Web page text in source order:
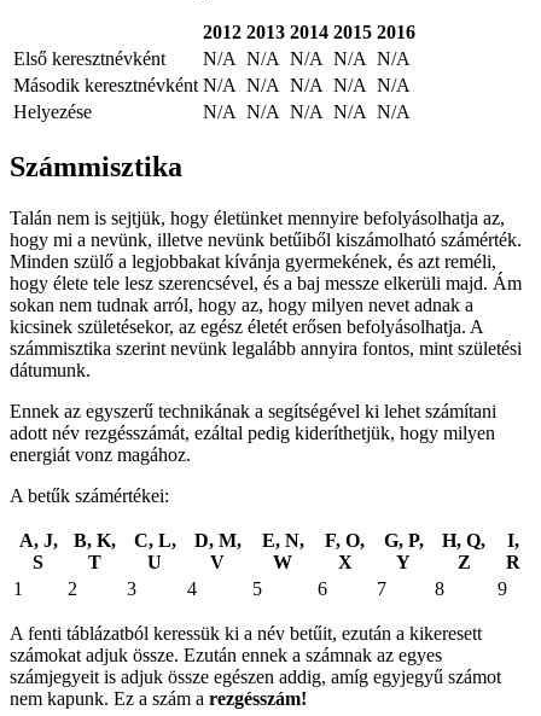
2012 2013 2014 2015 2016
Első keresztnévként
N/A N/A N/A N/A N/A
Második keresztnévként N/A N/A N/A N/A N/A
Helyezése
N/A N/A N/A N/A N/A
Számmisztika
Talán nem is sejtjük, hogy életünket mennyire befolyásolhatja az,
hogy mi a nevünk, illetve nevünk betűiből kiszámolható számérték.
Minden szülő a legjobbakat kívánja gyermekének, és azt reméli,
hogy élete tele lesz szerencsével, és a baj messze elkerüli majd. Ám
sokan nem tudnak arról, hogy az, hogy milyen nevet adnak a
kicsinek születésekor, az egész életét erősen befolyásolhatja. A
számmisztika szerint nevünk legalább annyira fontos, mint születési
dátumunk.
Ennek az egyszerű technikának a segítségével ki lehet számítani
adott név rezgésszámát, ezáltal pedig kideríthetjük, hogy milyen
energiát vonz magához.
A betűk számértékei:
A, J,
S
B, K,
T
C, L,
U
D, M,
V
E, N,
W
F, O,
X
G, P,
Y
H, Q,
Z
I,
R
1
2 3 4 5 6 7 8 9
A fenti táblázatból keressük ki a név betűit, ezután a kikeresett
számokat adjuk össze. Ezután ennek a számnak az egyes
számjegyeit is adjuk össze egészen addig, amíg egyjegyű számot
nem kapunk. Ez a szám a rezgésszám!